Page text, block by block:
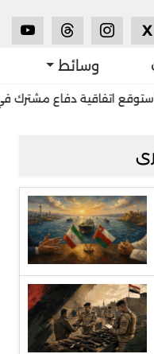
X
وسائط
دفاع مشترك في جدّة